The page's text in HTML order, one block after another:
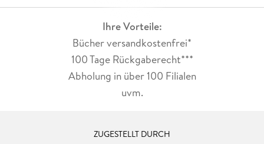
Ihre Vorteile:
Bücher versandkostenfrei*
100 Tage Rückgaberecht***
Abholung in über 100 Filialen
uvm.
ZUGESTELLT DURCH